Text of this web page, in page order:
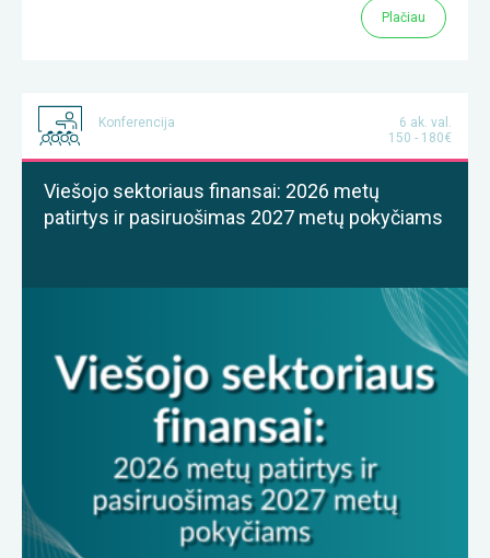
Plačiau
Konferencija
6 ak. val.
150 - 180€
Viešojo sektoriaus finansai: 2026 metų
patirtys ir pasiruošimas 2027 metų pokyčiams